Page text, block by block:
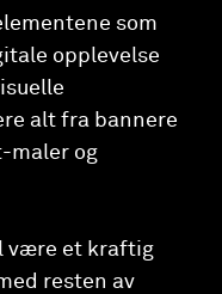
som
opplevelse
alt fra bannere
maler og
være et kraftig
resten av